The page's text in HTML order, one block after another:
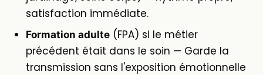
satisfaction immédiate.
Formation adulte (FPA) si le métier
précédent était dans le soin — Garde la
transmission sans l'exposition émotionnelle